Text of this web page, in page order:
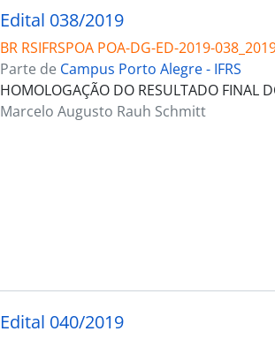
Edital 038/2019
BR RSIFRSPOA POA-DG-ED-2019-
Parte de Campus Porto Alegre - IFRS
HOMOLOGAÇÃO DO RESULTADO FINAL
Marcelo Augusto Rauh Schmitt
Edital 040/2019